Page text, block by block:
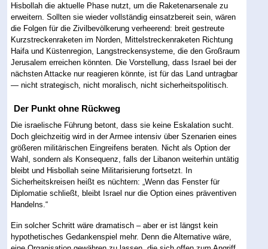
Hisbollah die aktuelle Phase nutzt, um die Raketenarsenale zu
erweitern. Sollten sie wieder vollständig einsatzbereit sein, wären
die Folgen für die Zivilbevölkerung verheerend: breit gestreute
Kurzstreckenraketen im Norden, Mittelstreckenraketen Richtung
Haifa und Küstenregion, Langstreckensysteme, die den Großraum
Jerusalem erreichen könnten. Die Vorstellung, dass Israel bei der
nächsten Attacke nur reagieren könnte, ist für das Land untragbar
— nicht strategisch, nicht moralisch, nicht sicherheitspolitisch.
Der Punkt ohne Rückweg
Die israelische Führung betont, dass sie keine Eskalation sucht.
Doch gleichzeitig wird in der Armee intensiv über Szenarien eines
größeren militärischen Eingreifens beraten. Nicht als Option der
Wahl, sondern als Konsequenz, falls der Libanon weiterhin untätig
bleibt und Hisbollah seine Militarisierung fortsetzt. In
Sicherheitskreisen heißt es nüchtern: „Wenn das Fenster für
Diplomatie schließt, bleibt Israel nur die Option eines präventiven
Handelns.“
Ein solcher Schritt wäre dramatisch – aber er ist längst kein
hypothetisches Gedankenspiel mehr. Denn die Alternative wäre,